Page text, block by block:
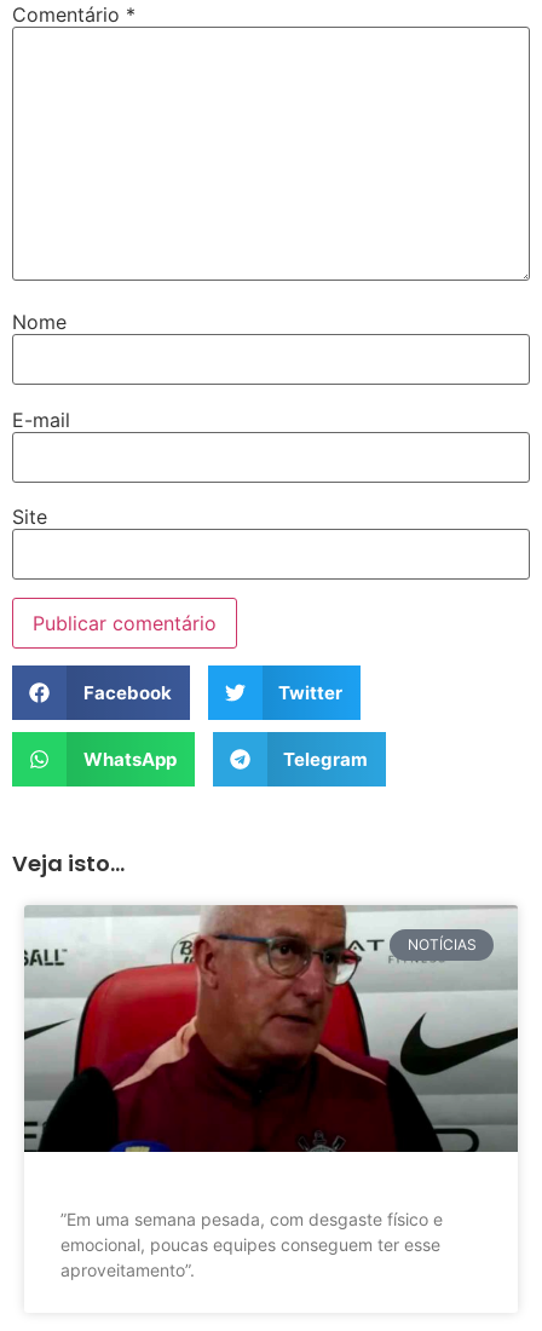
Comentário *
Nome
E-mail
Site
Facebook Twitter
WhatsApp Telegram
Veja isto...
NOTÍCIAS
”Em uma semana pesada, com desgaste físico e
emocional, poucas equipes conseguem ter esse
aproveitamento”.